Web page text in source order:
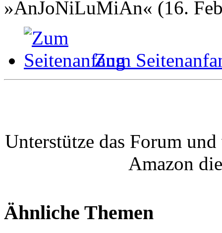
»AnJoNiLuMiAn« (16.
Zum
Unterstütze das Forum
Amazon
Ähnliche Themen